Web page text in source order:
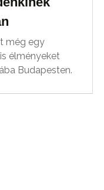
még egy
élményeket
Budapesten.